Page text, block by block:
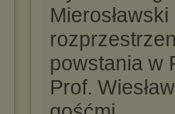
powstania w
Prof.